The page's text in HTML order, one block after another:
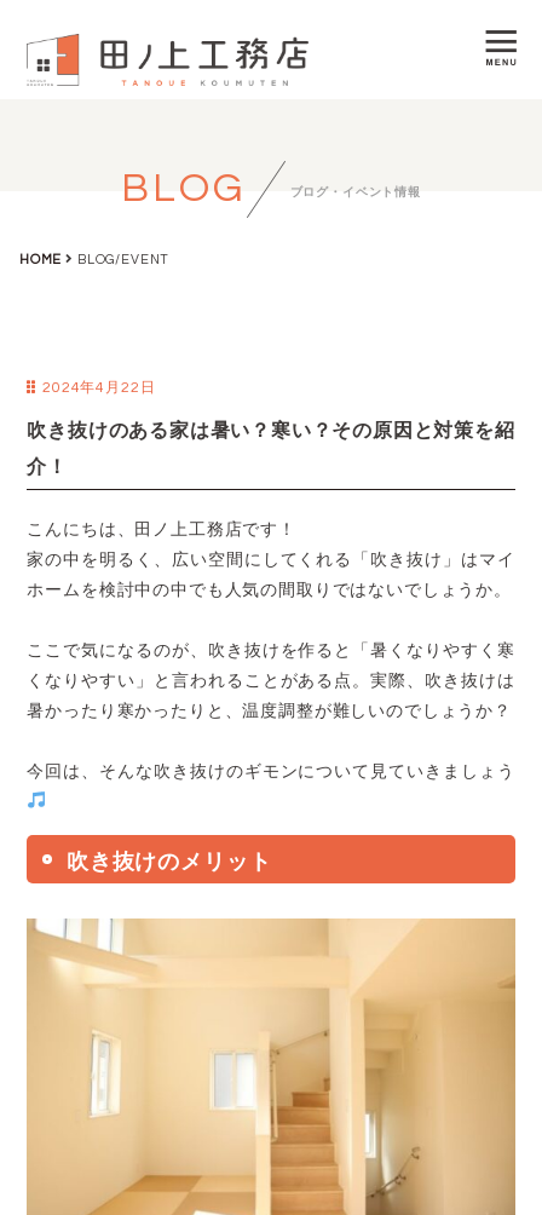
BLOG ブログ・イベント情報
HOME BLOG/EVENT
2024年4月22日
吹き抜けのある家は暑い？寒い？その原因と対策を紹
介！
こんにちは、田ノ上工務店です！
家の中を明るく、広い空間にしてくれる「吹き抜け」はマイ
ホームを検討中の中でも人気の間取りではないでしょうか。
ここで気になるのが、吹き抜けを作ると「暑くなりやすく寒
くなりやすい」と言われることがある点。実際、吹き抜けは
暑かったり寒かったりと、温度調整が難しいのでしょうか？
今回は、そんな吹き抜けのギモンについて見ていきましょう
吹き抜けのメリット